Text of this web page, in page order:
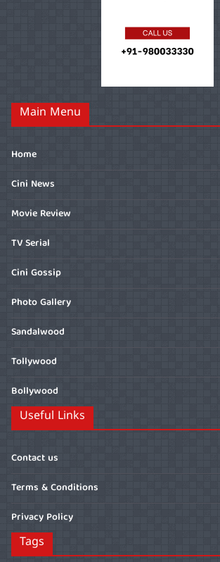
Main Menu
Home
Cini News
Movie Review
TV Serial
Cini Gossip
Photo Gallery
Sandalwood
Tollywood
Bollywood
Useful Links
Contact us
Terms & Conditions
Privacy Policy
Tags